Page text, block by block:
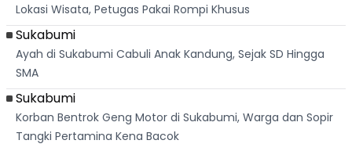
Lokasi Wisata, Petugas Pakai Rompi Khusus
Sukabumi
Ayah di Sukabumi Cabuli Anak Kandung, Sejak SD Hingga
SMA
Sukabumi
Korban Bentrok Geng Motor di Sukabumi, Warga dan Sopir
Tangki Pertamina Kena Bacok